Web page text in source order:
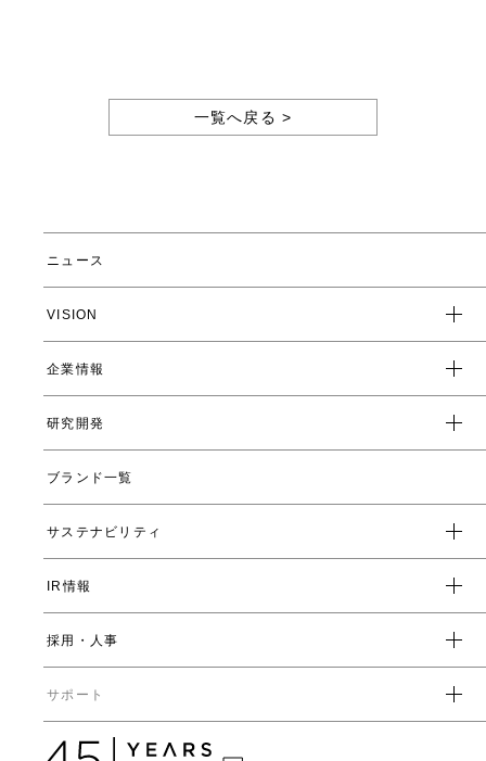
一覧へ戻る >
ニュース
VISION
企業スローガン
クレド
企業情報
トップメッセージ
会社概要
数字で見るヤーマン
受賞一覧
直営店・百貨店
研究開発
ヤーマンの研究開発とは
ヤーマンの技術
開発ストーリー
ブランド一覧
サステナビリティ
環境
社会
IR情報
経営方針
コーポレートガバナンス
IRライブラリ一覧
株式情報
採用・人事
人事からのメッセージ
数字で見るヤーマン
サポート
カタログ・取扱説明書